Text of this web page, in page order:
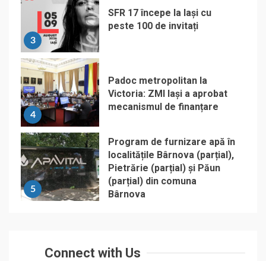
3
SFR 17 începe la Iași cu
peste 100 de invitați
4
Padoc metropolitan la
Victoria: ZMI Iași a aprobat
mecanismul de finanțare
5
Program de furnizare apă în
localitățile Bârnova (parțial),
Pietrărie (parțial) și Păun
(parțial) din comuna
Bârnova
Connect with Us